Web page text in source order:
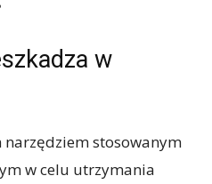
w
stosowanym
w celu utrzymania